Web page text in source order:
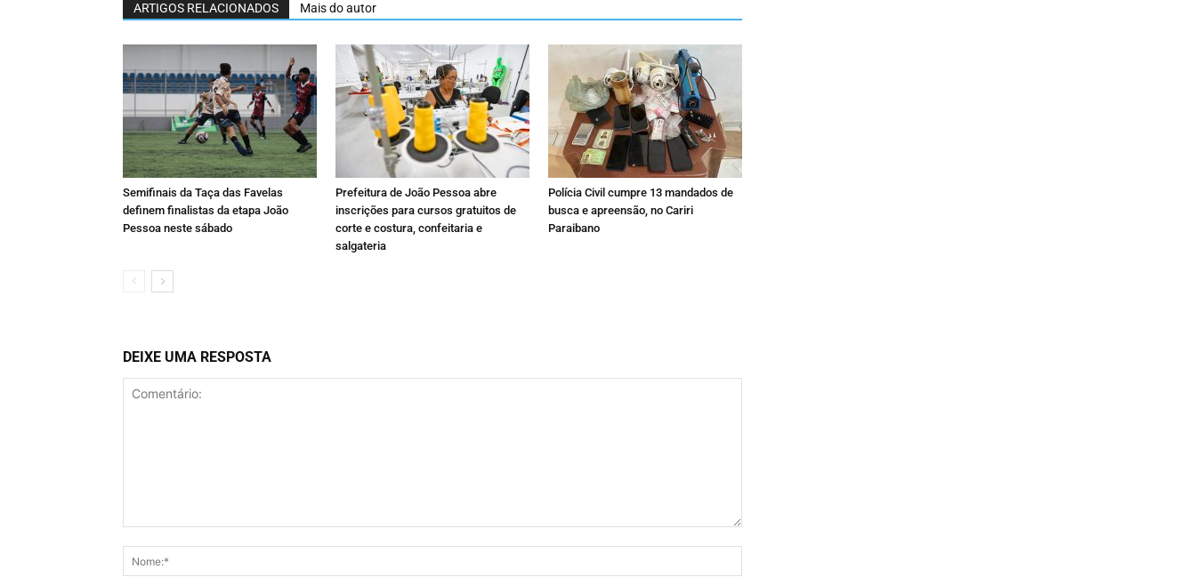
ARTIGOS RELACIONADOS Mais do autor
Semifinais da Taça das Favelas
definem finalistas da etapa João
Pessoa neste sábado
Prefeitura de João Pessoa abre
inscrições para cursos gratuitos de
corte e costura, confeitaria e
salgateria
Polícia Civil cumpre 13 mandados de
busca e apreensão, no Cariri
Paraibano
DEIXE UMA RESPOSTA